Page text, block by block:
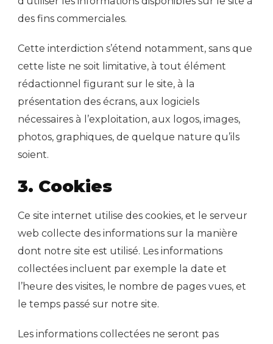
des fins commerciales.
Cette interdiction s’étend notamment, sans que
cette liste ne soit limitative, à tout élément
rédactionnel figurant sur le site, à la
présentation des écrans, aux logiciels
nécessaires à l’exploitation, aux logos, images,
photos, graphiques, de quelque nature qu’ils
soient.
3. Cookies
Ce site internet utilise des cookies, et le serveur
web collecte des informations sur la manière
dont notre site est utilisé. Les informations
collectées incluent par exemple la date et
l’heure des visites, le nombre de pages vues, et
le temps passé sur notre site.
Les informations collectées ne seront pas